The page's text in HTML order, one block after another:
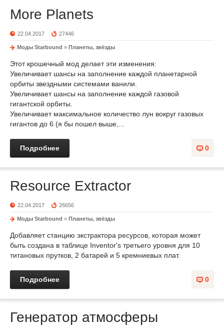
More Planets
22.04.2017 27446
Моды Starbound » Планеты, звёзды
Этот крошечный мод делает эти изменения:
Увеличивает шансы на заполнение каждой планетарной
орбиты звездными системами ванили.
Увеличивает шансы на заполнение каждой газовой
гигантской орбиты.
Увеличивает максимальное количество лун вокруг газовых
гигантов до 6 (я бы пошел выше,...
0
Подробнее
Resource Extractor
22.04.2017 26656
Моды Starbound » Планеты, звёзды
Добавляет станцию экстрактора ресурсов, которая может
быть создана в таблице Inventor's третьего уровня для 10
титановых прутков, 2 батарей и 5 кремниевых плат.
0
Подробнее
Генератор атмосферы